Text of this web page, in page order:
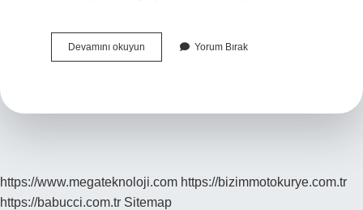
Devamını okuyun
Koleksiyonu
Yorum Bırak
https://www.megateknoloji.com https://bizimmotokurye.com.tr
https://babucci.com.tr Sitemap